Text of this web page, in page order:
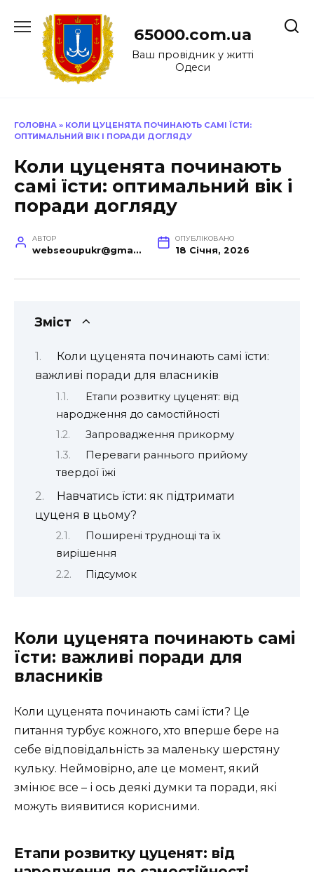
до
65000.com.ua
Ваш провідник у житті
Одеси
ГОЛОВНА » КОЛИ ЦУЦЕНЯТА ПОЧИНАЮТЬ САМІ ЇСТИ:
ОПТИМАЛЬНИЙ ВІК І ПОРАДИ ДОГЛЯДУ
Коли цуценята починають
самі їсти: оптимальний вік і
поради догляду
АВТОР
webseoupukr@gmail.com
ОПУБЛІКОВАНО
18 Січня, 2026
Зміст
Коли цуценята починають самі їсти:
важливі поради для власників
Етапи розвитку цуценят: від
народження до самостійності
Запровадження прикорму
Переваги раннього прийому
твердої їжі
Навчатись їсти: як підтримати
цуценя в цьому?
Поширені труднощі та їх
вирішення
Підсумок
Коли цуценята починають самі
їсти: важливі поради для
власників
Коли цуценята починають самі їсти? Це
питання турбує кожного, хто вперше бере на
себе відповідальність за маленьку шерстяну
кульку. Неймовірно, але це момент, який
змінює все – і ось деякі думки та поради, які
можуть виявитися корисними.
Етапи розвитку цуценят: від